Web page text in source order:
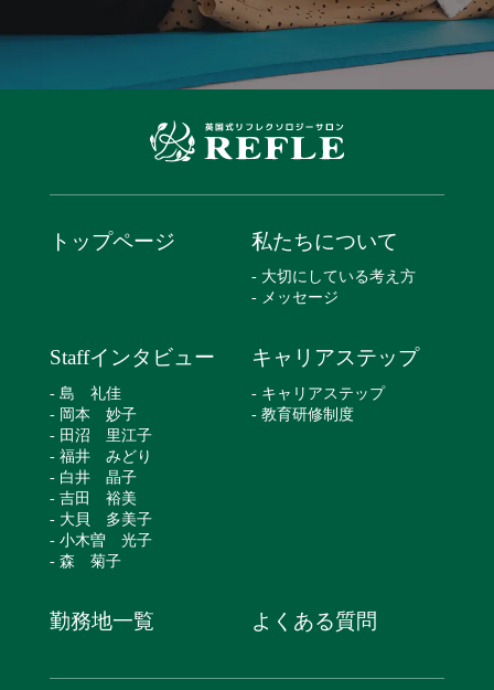
トップページ 私たちについて
- 大切にしている考え方
- メッセージ
Staffインタビュー
- 島 礼佳
- 岡本 妙子
- 田沼 里江子
- 福井 みどり
- 白井 晶子
- 吉田 裕美
- 大貝 多美子
- 小木曽 光子
- 森 菊子
キャリアステップ
- キャリアステップ
- 教育研修制度
勤務地一覧 よくある質問